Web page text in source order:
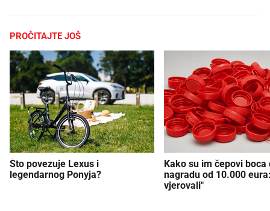
PROČITAJTE JOŠ
Što povezuje Lexus i
legendarnog Ponyja?
Kako su im čepovi boca
nagradu od 10.000
vjerovali"